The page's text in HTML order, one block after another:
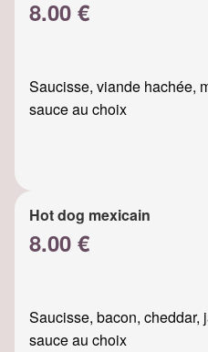
8.00 €
Saucisse, viande hachée,
sauce au choix
Hot dog mexicain
8.00 €
Saucisse, bacon, cheddar,
sauce au choix